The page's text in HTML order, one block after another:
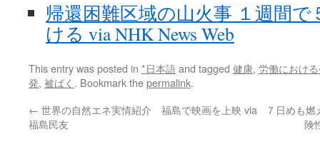
帰還困難区域の山火事 １週間
ける via NHK News Web
This entry was posted in *日本語and tagged 健康, 労働におけ
発, 被ばく . Bookmark thepermalink.
← 世界の自然エネ実情紹介 福島で映画を上映 via
福島民友
７日めも
険